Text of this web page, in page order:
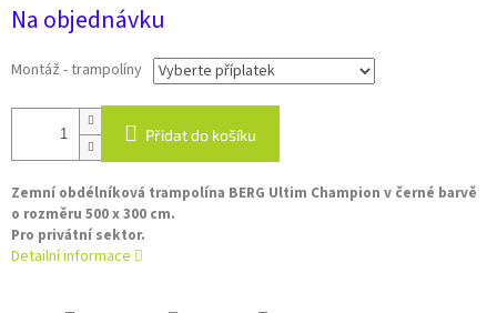
Na objednávku
Montáž - trampolíny
Přidat do košíku
Zemní obdélníková trampolína BERG Ultim Champion v černé barvě
o rozměru 500 x 300 cm.
Pro privátní sektor.
Detailní informace